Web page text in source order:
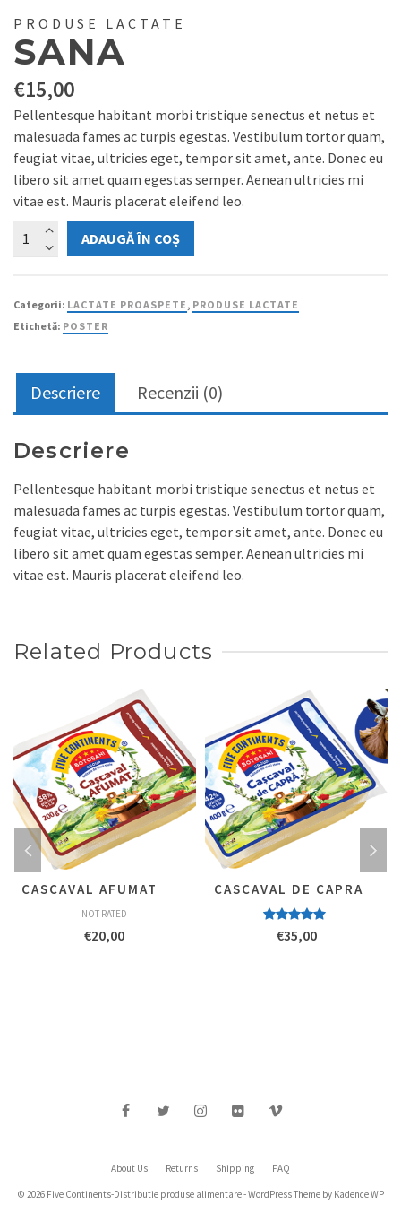
PRODUSE LACTATE
SANA
€15,00
Pellentesque habitant morbi tristique senectus et netus et
malesuada fames ac turpis egestas. Vestibulum tortor quam,
feugiat vitae, ultricies eget, tempor sit amet, ante. Donec eu
libero sit amet quam egestas semper. Aenean ultricies mi
vitae est. Mauris placerat eleifend leo.
Cantitate
Sana
ADAUGĂ ÎN COȘ
Categorii: LACTATE PROASPETE, PRODUSE LACTATE
Etichetă: POSTER
Descriere Recenzii (0)
Descriere
Pellentesque habitant morbi tristique senectus et netus et
malesuada fames ac turpis egestas. Vestibulum tortor quam,
feugiat vitae, ultricies eget, tempor sit amet, ante. Donec eu
libero sit amet quam egestas semper. Aenean ultricies mi
vitae est. Mauris placerat eleifend leo.
Related Products
CASCAVAL AFUMAT
NOT RATED
€20,00
CASCAVAL DE CAPRA
Evaluat la
4.67stele
€35,00
About Us Returns Shipping FAQ
© 2026 Five Continents-Distributie produse alimentare - WordPress Theme by Kadence WP